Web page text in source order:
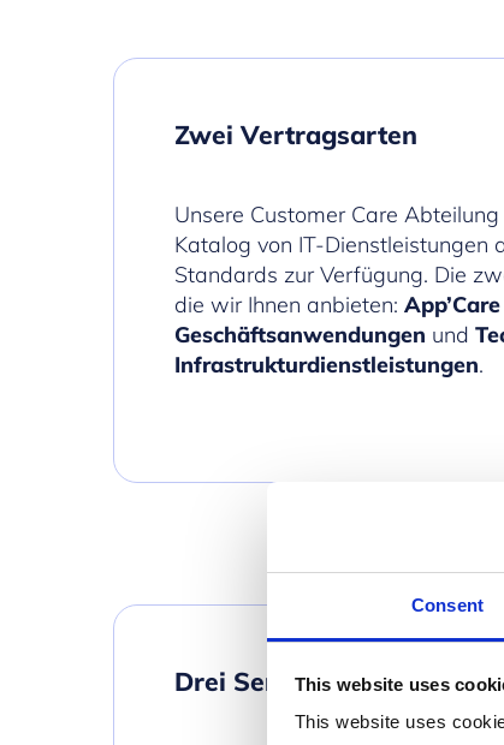
Consent
This website uses
This website uses
Zwei Vertragsarten
Unsere Customer Care
Katalog von IT-Dienstleistungen
Standards zur Verfügung. Die
die wir Ihnen anbieten:
Geschäftsanwendungen und
Infrastrukturdienstleistungen.
Drei Service-Niveaus